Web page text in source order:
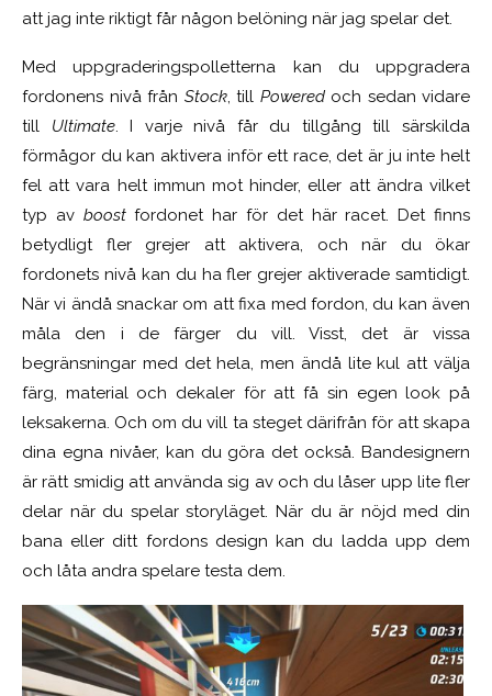
att jag inte riktigt får någon belöning när jag spelar det.
Med uppgraderingspolletterna kan du uppgradera
fordonens nivå från Stock, till Poweredoch sedan vidare
till Ultimate. I varje nivå får du tillgång till särskilda
förmågor du kan aktivera inför ett race, det är ju inte helt
fel att vara helt immun mot hinder, eller att ändra vilket
typ av boostfordonet har för det här racet. Det finns
betydligt fler grejer att aktivera, och när du ökar
fordonets nivå kan du ha fler grejer aktiverade samtidigt.
När vi ändå snackar om att fixa med fordon, du kan även
måla den i de färger du vill. Visst, det är vissa
begränsningar med det hela, men ändå lite kul att välja
färg, material och dekaler för att få sin egen look på
leksakerna. Och om du vill ta steget därifrån för att skapa
dina egna nivåer, kan du göra det också. Bandesignern
är rätt smidig att använda sig av och du låser upp lite fler
delar när du spelar storyläget. När du är nöjd med din
bana eller ditt fordons design kan du ladda upp dem
och låta andra spelare testa dem.